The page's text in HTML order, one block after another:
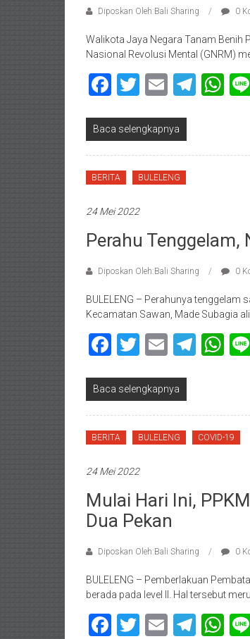
Diposkan Oleh:Bali Sharing 0
Walikota Jaya Negara Tanam Benih
Nasional Revolusi Mental (GNRM)
Facebook
Twitter
Email
Baca selengkapnya
BERITA BULELENG
24 Mei 2022
Perahu Tenggelam,
Diposkan Oleh:Bali Sharing 0
BULELENG – Perahunya tenggelam
Kecamatan Sawan, Made Subagia
Facebook
Twitter
Email
Baca selengkapnya
BERITA BULELENG COVID-19
24 Mei 2022
Mulai Hari Ini,
Dua Pekan
Diposkan Oleh:Bali Sharing 0
BULELENG – Pemberlakuan
berada pada level II. Hal tersebut
Facebook
Twitter
Email